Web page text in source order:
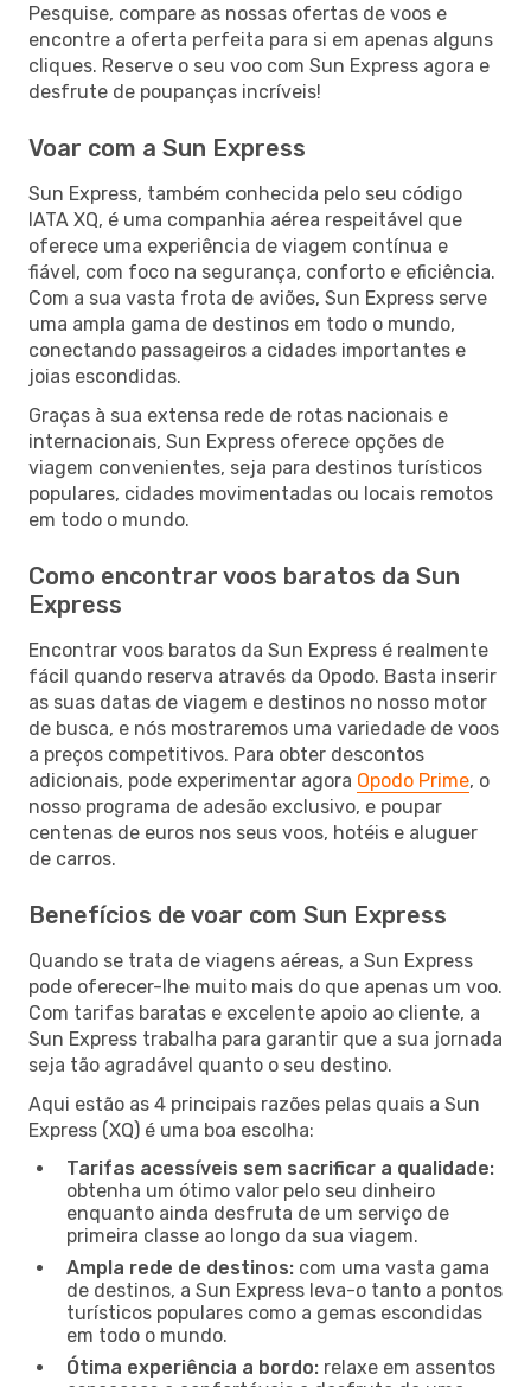
Pesquise, compare as nossas ofertas de voos e
encontre a oferta perfeita para si em apenas alguns
cliques. Reserve o seu voo com Sun Express agora e
desfrute de poupanças incríveis!
Voar com a Sun Express
Sun Express, também conhecida pelo seu código
IATA XQ, é uma companhia aérea respeitável que
oferece uma experiência de viagem contínua e
fiável, com foco na segurança, conforto e eficiência.
Com a sua vasta frota de aviões, Sun Express serve
uma ampla gama de destinos em todo o mundo,
conectando passageiros a cidades importantes e
joias escondidas.
Graças à sua extensa rede de rotas nacionais e
internacionais, Sun Express oferece opções de
viagem convenientes, seja para destinos turísticos
populares, cidades movimentadas ou locais remotos
em todo o mundo.
Como encontrar voos baratos da Sun
Express
Encontrar voos baratos da Sun Express é realmente
fácil quando reserva através da Opodo. Basta inserir
as suas datas de viagem e destinos no nosso motor
de busca, e nós mostraremos uma variedade de voos
a preços competitivos. Para obter descontos
adicionais, pode experimentar agora Opodo Prime, o
nosso programa de adesão exclusivo, e poupar
centenas de euros nos seus voos, hotéis e aluguer
de carros.
Benefícios de voar com Sun Express
Quando se trata de viagens aéreas, a Sun Express
pode oferecer-lhe muito mais do que apenas um voo.
Com tarifas baratas e excelente apoio ao cliente, a
Sun Express trabalha para garantir que a sua jornada
seja tão agradável quanto o seu destino.
Aqui estão as 4 principais razões pelas quais a Sun
Express (XQ) é uma boa escolha:
Tarifas acessíveis sem sacrificar a qualidade:
obtenha um ótimo valor pelo seu dinheiro
enquanto ainda desfruta de um serviço de
primeira classe ao longo da sua viagem.
Ampla rede de destinos: com uma vasta gama
de destinos, a Sun Express leva-o tanto a pontos
turísticos populares como a gemas escondidas
em todo o mundo.
Ótima experiência a bordo: relaxe em assentos